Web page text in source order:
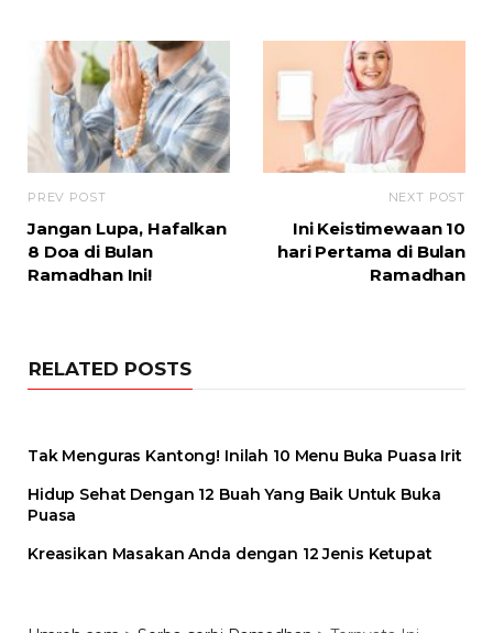
PREV POST
Jangan Lupa, Hafalkan
8 Doa di Bulan
Ramadhan Ini!
NEXT POST
Ini Keistimewaan 10
hari Pertama di Bulan
Ramadhan
RELATED POSTS
Tak Menguras Kantong! Inilah 10 Menu Buka Puasa Irit
Hidup Sehat Dengan 12 Buah Yang Baik Untuk Buka
Puasa
Kreasikan Masakan Anda dengan 12 Jenis Ketupat